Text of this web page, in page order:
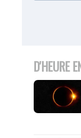
D'HEURE